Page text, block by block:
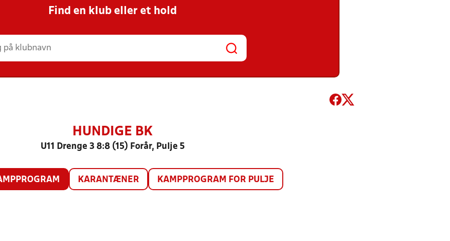
Find en klub eller et hold
HUNDIGE BK
U11 Drenge 3 8:8 (15) Forår, Pulje 5
KARANTÆNER KAMPPROGRAM FOR PULJE